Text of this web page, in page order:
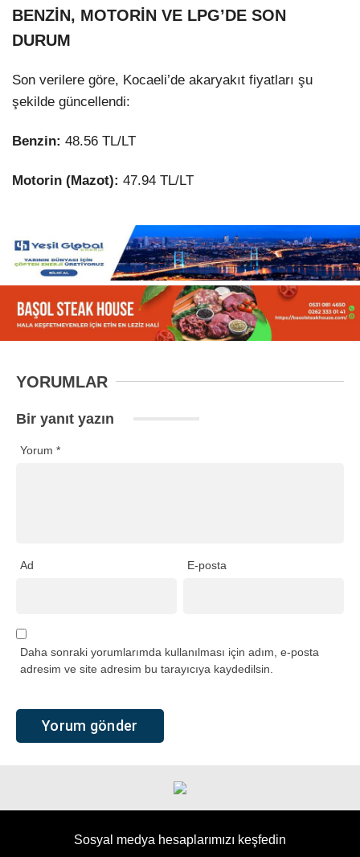
BENZİN, MOTORİN VE LPG’DE SON
DURUM
Son verilere göre, Kocaeli’de akaryakıt fiyatları şu
şekilde güncellendi:
Benzin: 48.56 TL/LT
Motorin (Mazot): 47.94 TL/LT
YORUMLAR
Bir yanıt yazın
Yorum *
Ad E-posta
Daha sonraki yorumlarımda kullanılması için adım, e-posta
adresim ve site adresim bu tarayıcıya kaydedilsin.
Sosyal medya hesaplarımızı keşfedin